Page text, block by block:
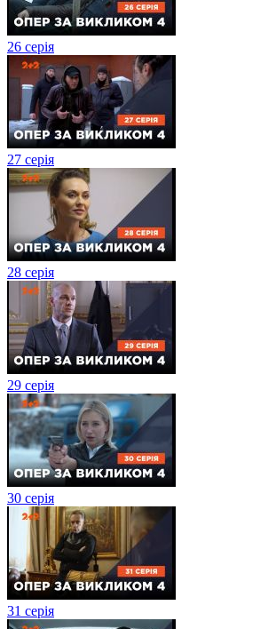
26 серія
27 серія
28 серія
29 серія
30 серія
31 серія